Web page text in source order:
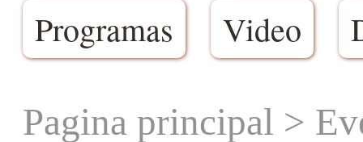
Programas
Video
Pagina principal >